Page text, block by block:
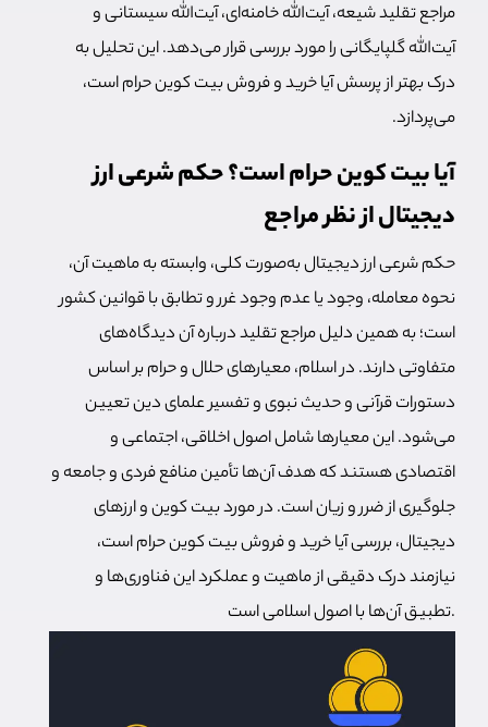
مراجع تقلید شیعه، آیت‌الله خامنه‌ای، آیت‌الله سیستانی و
آیت‌الله گلپایگانی را مورد بررسی قرار می‌دهد. این تحلیل به
درک بهتر از پرسش آیا خرید و فروش بیت کوین حرام است،
می‌پردازد.
آیا بیت کوین حرام است؟ حکم شرعی ارز
دیجیتال از نظر مراجع
حکم شرعی ارز دیجیتال به‌صورت کلی، وابسته به ماهیت آن،
نحوه معامله، وجود یا عدم وجود غرر و تطابق با قوانین کشور
است؛ به همین دلیل مراجع تقلید درباره آن دیدگاه‌های
متفاوتی دارند. در اسلام، معیارهای حلال و حرام بر اساس
دستورات قرآنی و حدیث نبوی و تفسیر علمای دین تعیین
می‌شود. این معیارها شامل اصول اخلاقی، اجتماعی و
اقتصادی هستند که هدف آن‌ها تأمین منافع فردی و جامعه و
جلوگیری از ضرر و زیان است. در مورد بیت کوین و ارزهای
دیجیتال، بررسی آیا خرید و فروش بیت کوین حرام است،
نیازمند درک دقیقی از ماهیت و عملکرد این فناوری‌ها و
تطبیق آن‌ها با اصول اسلامی است.